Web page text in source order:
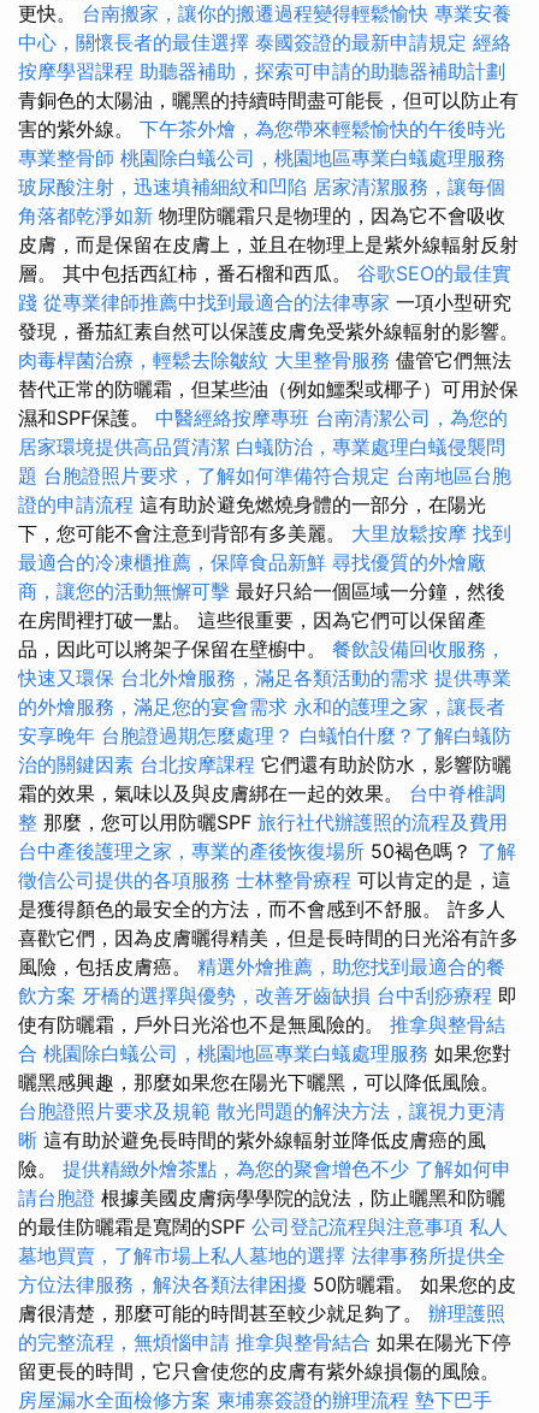
更快。 台南搬家，讓你的搬遷過程變得輕鬆愉快 專業安養
中心，關懷長者的最佳選擇 泰國簽證的最新申請規定 經絡
按摩學習課程 助聽器補助，探索可申請的助聽器補助計劃
青銅色的太陽油，曬黑的持續時間盡可能長，但可以防止有
害的紫外線。 下午茶外燴，為您帶來輕鬆愉快的午後時光
專業整骨師 桃園除白蟻公司，桃園地區專業白蟻處理服務
玻尿酸注射，迅速填補細紋和凹陷 居家清潔服務，讓每個
角落都乾淨如新 物理防曬霜只是物理的，因為它不會吸收
皮膚，而是保留在皮膚上，並且在物理上是紫外線輻射反射
層。 其中包括西紅柿，番石榴和西瓜。 谷歌SEO的最佳實
踐 從專業律師推薦中找到最適合的法律專家 一項小型研究
發現，番茄紅素自然可以保護皮膚免受紫外線輻射的影響。
肉毒桿菌治療，輕鬆去除皺紋 大里整骨服務 儘管它們無法
替代正常的防曬霜，但某些油（例如鱷梨或椰子）可用於保
濕和SPF保護。 中醫經絡按摩專班 台南清潔公司，為您的
居家環境提供高品質清潔 白蟻防治，專業處理白蟻侵襲問
題 台胞證照片要求，了解如何準備符合規定 台南地區台胞
證的申請流程 這有助於避免燃燒身體的一部分，在陽光
下，您可能不會注意到背部有多美麗。 大里放鬆按摩 找到
最適合的冷凍櫃推薦，保障食品新鮮 尋找優質的外燴廠
商，讓您的活動無懈可擊 最好只給一個區域一分鐘，然後
在房間裡打破一點。 這些很重要，因為它們可以保留產
品，因此可以將架子保留在壁櫥中。 餐飲設備回收服務，
快速又環保 台北外燴服務，滿足各類活動的需求 提供專業
的外燴服務，滿足您的宴會需求 永和的護理之家，讓長者
安享晚年 台胞證過期怎麼處理？ 白蟻怕什麼？了解白蟻防
治的關鍵因素 台北按摩課程 它們還有助於防水，影響防曬
霜的效果，氣味以及與皮膚綁在一起的效果。 台中脊椎調
整 那麼，您可以用防曬SPF 旅行社代辦護照的流程及費用
台中產後護理之家，專業的產後恢復場所 50褐色嗎？ 了解
徵信公司提供的各項服務 士林整骨療程 可以肯定的是，這
是獲得顏色的最安全的方法，而不會感到不舒服。 許多人
喜歡它們，因為皮膚曬得精美，但是長時間的日光浴有許多
風險，包括皮膚癌。 精選外燴推薦，助您找到最適合的餐
飲方案 牙橋的選擇與優勢，改善牙齒缺損 台中刮痧療程 即
使有防曬霜，戶外日光浴也不是無風險的。 推拿與整骨結
合 桃園除白蟻公司，桃園地區專業白蟻處理服務 如果您對
曬黑感興趣，那麼如果您在陽光下曬黑，可以降低風險。
台胞證照片要求及規範 散光問題的解決方法，讓視力更清
晰 這有助於避免長時間的紫外線輻射並降低皮膚癌的風
險。 提供精緻外燴茶點，為您的聚會增色不少 了解如何申
請台胞證 根據美國皮膚病學學院的說法，防止曬黑和防曬
的最佳防曬霜是寬闊的SPF 公司登記流程與注意事項 私人
墓地買賣，了解市場上私人墓地的選擇 法律事務所提供全
方位法律服務，解決各類法律困擾 50防曬霜。 如果您的皮
膚很清楚，那麼可能的時間甚至較少就足夠了。 辦理護照
的完整流程，無煩惱申請 推拿與整骨結合 如果在陽光下停
留更長的時間，它只會使您的皮膚有紫外線損傷的風險。
房屋漏水全面檢修方案 柬埔寨簽證的辦理流程 墊下巴手